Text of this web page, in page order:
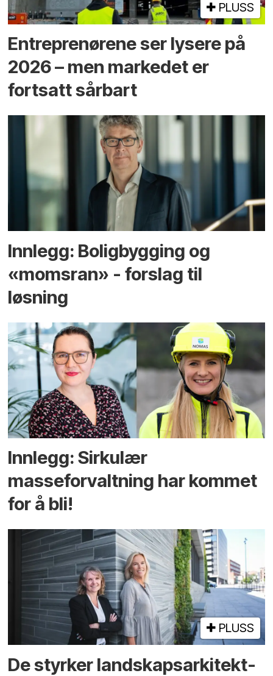
PLUSS
Entreprenørene ser lysere på
2026 – men markedet er
fortsatt sårbart
Innlegg: Boligbygging og
«momsran» - forslag til
løsning
Innlegg: Sirkulær
masseforvaltning har kommet
for å bli!
PLUSS
De styrker landskaps­arkitekt­